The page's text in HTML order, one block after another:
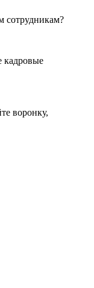
сотрудникам?
кадровые
воронку,